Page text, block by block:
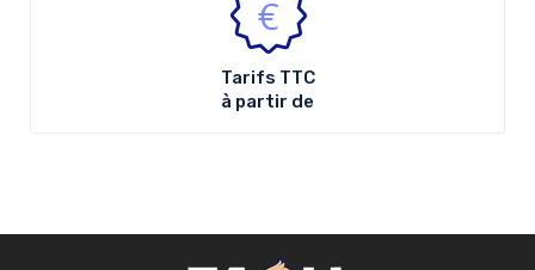
Tarifs TTC
à partir de